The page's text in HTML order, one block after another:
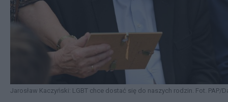
Jarosław Kaczyński: LGBT chce dostać się do naszych rodzin. Fot. PAP/